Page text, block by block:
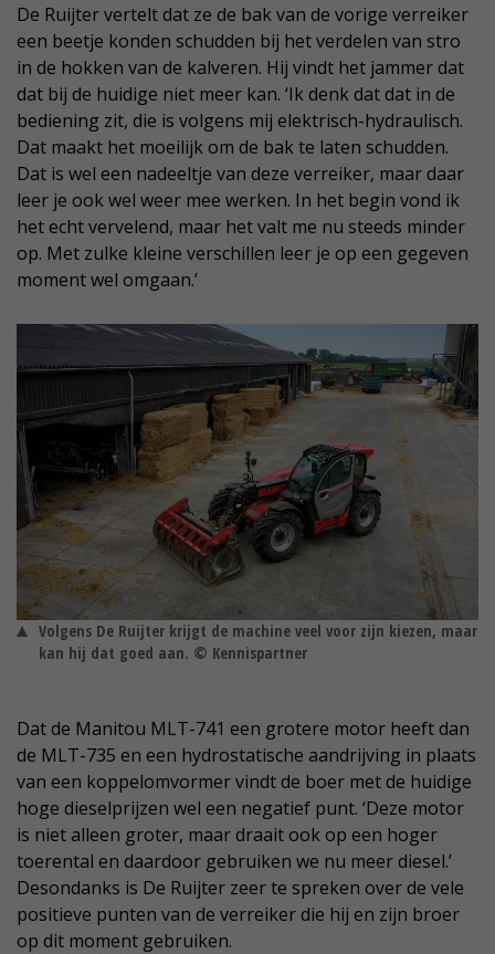
De Ruijter vertelt dat ze de bak van de vorige verreiker
een beetje konden schudden bij het verdelen van stro
in de hokken van de kalveren. Hij vindt het jammer dat
dat bij de huidige niet meer kan. ‘Ik denk dat dat in de
bediening zit, die is volgens mij elektrisch-hydraulisch.
Dat maakt het moeilijk om de bak te laten schudden.
Dat is wel een nadeeltje van deze verreiker, maar daar
leer je ook wel weer mee werken. In het begin vond ik
het echt vervelend, maar het valt me nu steeds minder
op. Met zulke kleine verschillen leer je op een gegeven
moment wel omgaan.’
Volgens De Ruijter krijgt de machine veel voor zijn kiezen, maar
kan hij dat goed aan. © Kennispartner
Dat de Manitou MLT-741 een grotere motor heeft dan
de MLT-735 en een hydrostatische aandrijving in plaats
van een koppelomvormer vindt de boer met de huidige
hoge dieselprijzen wel een negatief punt. ‘Deze motor
is niet alleen groter, maar draait ook op een hoger
toerental en daardoor gebruiken we nu meer diesel.’
Desondanks is De Ruijter zeer te spreken over de vele
positieve punten van de verreiker die hij en zijn broer
op dit moment gebruiken.